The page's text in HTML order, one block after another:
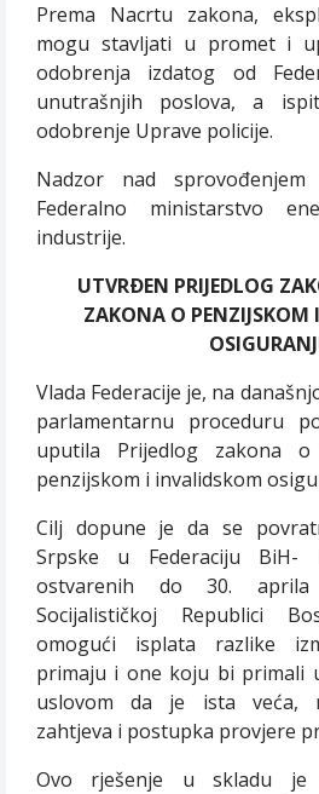
Prema Nacrtu zakona,
mogu stavljati u promet i
odobrenja izdatog od
unutrašnjih poslova, a
odobrenje Uprave policije.
Nadzor nad
Federalno ministarstvo
industrije.
UTVRÐEN PRIJEDLOG
ZAKONA O PENZIJSKOM
Vlada Federacije je, na
parlamentarnu proceduru
uputila Prijedlog zakona
penzijskom i invalidskom
Cilj dopune je da se
Srpske u Federaciju BiH-
ostvarenih do 30.
Socijalističkoj Republici
omogući isplata razlike
primaju i one koju bi primali
uslovom da je ista veća,
zahtjeva i postupka provjere
Ovo rješenje u skladu je